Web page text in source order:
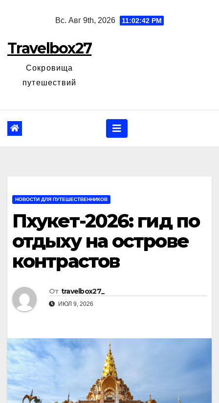
Вс. Авг 9th, 2026 11:02:43 PM
Travelbox27
Сокровища
путешествий
НОВОСТИ ДЛЯ ПУТЕШЕСТВЕННИКОВ
Пхукет-2026: гид по
отдыху на острове
контрастов
От travelbox27_
ИЮЛ 9, 2026